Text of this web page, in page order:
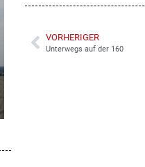
VORHERIGER
Unterwegs auf der 160